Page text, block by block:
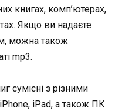
книгах, комп’ютерах,
Якщо ви надаєте
можна також
mp3.
сумісні з різними
iPad, а також ПК